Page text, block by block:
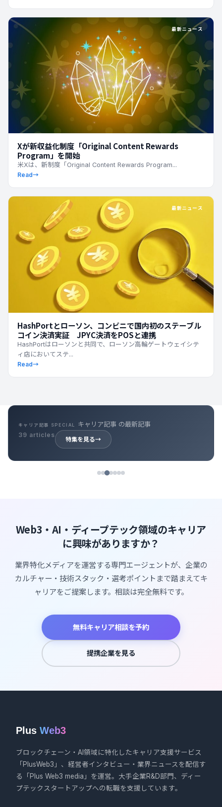
最新ニュース
Xが新収益化制度「Original Content Rewards
Program」を開始
米Xは、新制度「Original Content Rewards Program...
Read→
最新ニュース
HashPortとローソン、コンビニで国内初のステーブル
コイン決済実証 JPYC決済をPOSと連携
HashPortはローソンと共同で、ローソン高輪ゲートウェイシテ
ィ店においてステ...
Read→
キャリア記事 SPECIAL キャリア記事 の最新記事
39 articles
特集を見る→
Web3・AI・ディープテック領域のキャリア
に興味がありますか？
業界特化メディアを運営する専門エージェントが、企業の
カルチャー・技術スタック・選考ポイントまで踏まえてキ
ャリアをご提案します。相談は完全無料です。
無料キャリア相談を予約
提携企業を見る
Plus Web3
ブロックチェーン・AI領域に特化したキャリア支援サービス
「PlusWeb3」、経営者インタビュー・業界ニュースを配信す
る「Plus Web3 media」を運営。大手企業R&D部門、ディー
プテックスタートアップへの転職を支援しています。